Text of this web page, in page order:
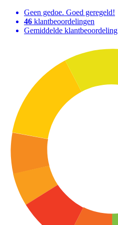
Geen gedoe. Goed geregeld!
46 klantbeoordelingen
Gemiddelde klantbeoordeling